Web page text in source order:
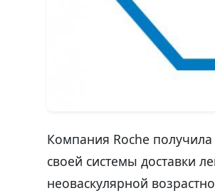
Компания Roche
своей системы доставки
неоваскулярной